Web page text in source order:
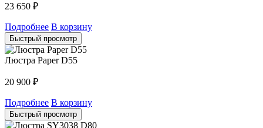
23 650 ₽
Подробнее В корзину
Быстрый просмотр
Люстра Paper D55
20 900 ₽
Подробнее В корзину
Быстрый просмотр